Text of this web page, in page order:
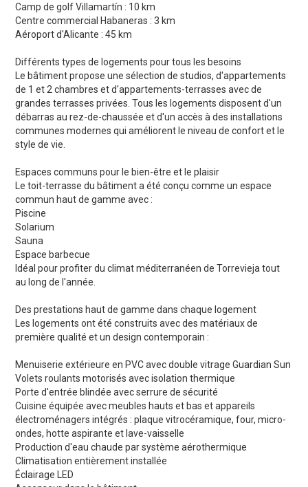
Camp de golf Villamartín : 10 km
Centre commercial Habaneras : 3 km
Aéroport d'Alicante : 45 km
Différents types de logements pour tous les besoins
Le bâtiment propose une sélection de studios, d'appartements
de 1 et 2 chambres et d'appartements-terrasses avec de
grandes terrasses privées. Tous les logements disposent d'un
débarras au rez-de-chaussée et d'un accès à des installations
communes modernes qui améliorent le niveau de confort et le
style de vie.
Espaces communs pour le bien-être et le plaisir
Le toit-terrasse du bâtiment a été conçu comme un espace
commun haut de gamme avec :
Piscine
Solarium
Sauna
Espace barbecue
Idéal pour profiter du climat méditerranéen de Torrevieja tout
au long de l'année.
Des prestations haut de gamme dans chaque logement
Les logements ont été construits avec des matériaux de
première qualité et un design contemporain :
Menuiserie extérieure en PVC avec double vitrage Guardian Sun
Volets roulants motorisés avec isolation thermique
Porte d'entrée blindée avec serrure de sécurité
Cuisine équipée avec meubles hauts et bas et appareils
électroménagers intégrés : plaque vitrocéramique, four, micro-
ondes, hotte aspirante et lave-vaisselle
Production d'eau chaude par système aérothermique
Climatisation entièrement installée
Éclairage LED